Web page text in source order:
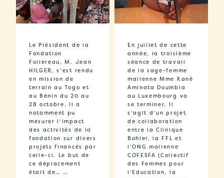
Le Président de la
Fondation
Follereau, M. Jean
HILGER, s’est rendu
en mission de
terrain au Togo et
au Bénin du 20 au
28 octobre. Il a
notamment pu
mesurer l’impact
des activités de la
fondation sur divers
projets financés par
celle-ci. Le but de
ce déplacement
était de… …
En juillet de cette
année, la troisième
séance de travail
de la sage-femme
malienne Mme Kané
Aminata Doumbia
au Luxembourg va
se terminer. Il
s’agit d’un projet
de collaboration
entre la Clinique
Bohler, la FFL et
l’ONG malienne
COFESFA (Collectif
des Femmes pour
l’Education, la